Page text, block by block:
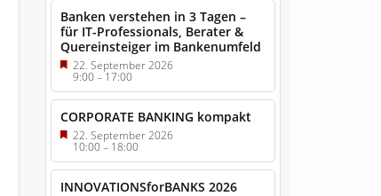
Banken verstehen in 3 Tagen –
für IT-Professionals, Berater &
Quereinsteiger im Bankenumfeld
22. September 2026
9:00–17:00
CORPORATE BANKING kompakt
22. September 2026
10:00– 18:00
INNOVATIONSforBANKS 2026